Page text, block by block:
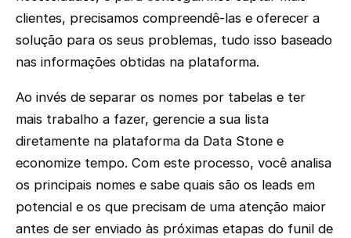
clientes, precisamos compreendê-las e oferecer a
solução para os seus problemas, tudo isso baseado
nas informações obtidas na plataforma.
Ao invés de separar os nomes por tabelas e ter
mais trabalho a fazer, gerencie a sua lista
diretamente na plataforma da Data Stone e
economize tempo. Com este processo, você analisa
os principais nomes e sabe quais são os leads em
potencial e os que precisam de uma atenção maior
antes de ser enviado às próximas etapas do funil de